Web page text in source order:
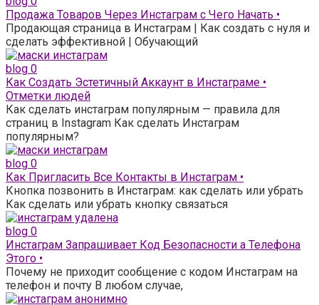
Продажа Товаров Через Инстаграм с Чего Начать •
Продающая страница в Инстаграм | Как создать с нуля и
сделать эффективной | Обучающий
blog 0
Как Создать Эстетичный Аккаунт в Инстаграме •
Отметки людей
Как сделать инстаграм популярным — правила для
страниц в Instagram Как сделать Инстаграм
популярным?
blog 0
Как Пригласить Все Контакты в Инстаграм •
Кнопка позвонить в Инстаграм: как сделать или убрать
Как сделать или убрать кнопку связаться
blog 0
Инстаграм Запрашивает Код Безопасности а Телефона
Этого •
Почему не приходит сообщение с кодом Инстаграм на
телефон и почту В любом случае,